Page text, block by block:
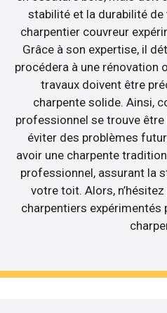
stabilité et la durabilité de
charpentier couvreur
Grâce à son expertise, il
procédera à une rénovation
travaux doivent être
charpente solide. Ainsi,
professionnel se trouve
éviter des problèmes
avoir une charpente
professionnel, assurant la
votre toit. Alors,
charpentiers expérimentés